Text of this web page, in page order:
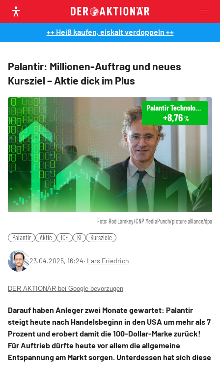
++ Heiß kaufen, eiskalt verdoppeln ++
Palantir: Millionen-Auftrag und neues
Kursziel – Aktie dick im Plus
Foto: Rod Lamkey/CNP MediaPunch/picture alliance/dpa
Palantir Technologies
+8,76 %
Palantir Aktie ICE KI Kursziele
23.04.2025, 16:24‧ Lars Friedrich
DER AKTIONÄR bei Google bevorzugen
Darauf haben Anleger zwei Monate gewartet: Palantir
steigt heute nach Handelsbeginn in den USA um mehr als 7
Prozent und erobert damit die 100-Dollar-Marke zurück!
Für Auftrieb dürfte heute vor allem die allgemeine
Entspannung am Markt sorgen. Unterdessen hat sich diese